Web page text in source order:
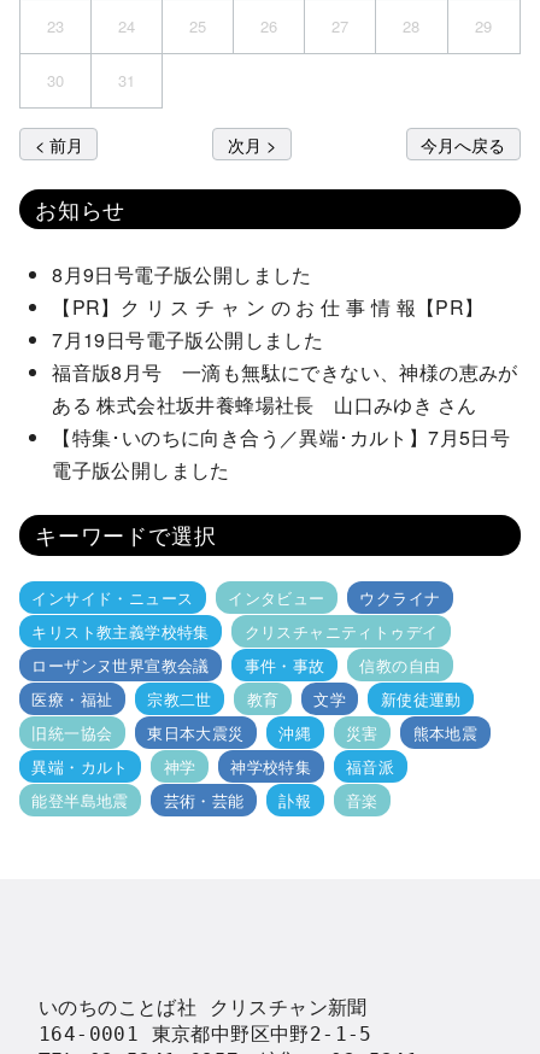
23 24 25 26 27 28 29
30 31
< 前月 次月 > 今月へ戻る
お知らせ
8月9日号電子版公開しました
【PR】ク リ ス チ ャ ン の お 仕 事 情 報【PR】
7月19日号電子版公開しました
福音版8月号 一滴も無駄にできない、神様の恵みが
ある 株式会社坂井養蜂場社長 山口みゆき さん
【特集･いのちに向き合う／異端･カルト】7月5日号
電子版公開しました
キーワードで選択
インサイド・ニュース インタビュー
ウクライナ
キリスト教主義学校特集
クリスチャニティトゥデイ
ローザンヌ世界宣教会議
事件・事故
信教の自由
医療・福祉
宗教二世 教育 文学
新使徒運動
旧統一協会
東日本大震災 沖縄 災害
熊本地震
異端・カルト
神学 神学校特集
福音派
能登半島地震
芸術・芸能 訃報 音楽
いのちのことば社 クリスチャン新聞
164-0001 東京都中野区中野2-1-5